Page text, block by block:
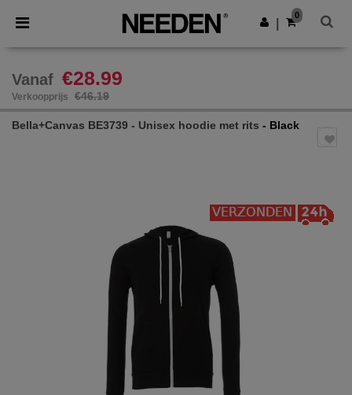
× Needen-app
Betere prijzen in de app!
Download app
0
Vanaf €28.99
Verkoopprijs €46.19
Bella+Canvas BE3739 - Unisex hoodie met rits - Black